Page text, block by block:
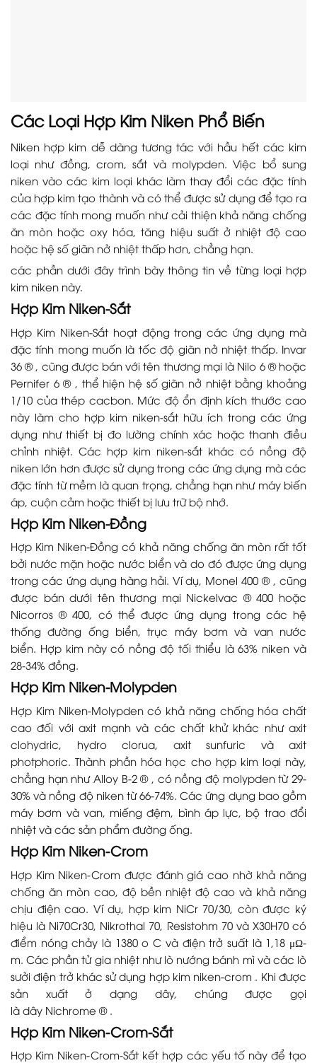
Các Loại Hợp Kim Niken Phổ Biến
Niken hợp kim dễ dàng tương tác với hầu hết các kim
loại như đồng, crom, sắt và molypden. Việc bổ sung
niken vào các kim loại khác làm thay đổi các đặc tính
của hợp kim tạo thành và có thể được sử dụng để tạo ra
các đặc tính mong muốn như cải thiện khả năng chống
ăn mòn hoặc oxy hóa, tăng hiệu suất ở nhiệt độ cao
hoặc hệ số giãn nở nhiệt thấp hơn, chẳng hạn.
các phần dưới đây trình bày thông tin về từng loại hợp
kim niken này.
Hợp Kim Niken-Sắt
Hợp Kim Niken-Sắt hoạt động trong các ứng dụng mà
đặc tính mong muốn là tốc độ giãn nở nhiệt thấp. Invar
36 ® , cũng được bán với tên thương mại là Nilo 6 ® hoặc
Pernifer 6 ® , thể hiện hệ số giãn nở nhiệt bằng khoảng
1/10 của thép cacbon. Mức độ ổn định kích thước cao
này làm cho hợp kim niken-sắt hữu ích trong các ứng
dụng như thiết bị đo lường chính xác hoặc thanh điều
chỉnh nhiệt. Các hợp kim niken-sắt khác có nồng độ
niken lớn hơn được sử dụng trong các ứng dụng mà các
đặc tính từ mềm là quan trọng, chẳng hạn như máy biến
áp, cuộn cảm hoặc thiết bị lưu trữ bộ nhớ.
Hợp Kim Niken-Đồng
Hợp Kim Niken-Đồng có khả năng chống ăn mòn rất tốt
bởi nước mặn hoặc nước biển và do đó được ứng dụng
trong các ứng dụng hàng hải. Ví dụ, Monel 400 ® , cũng
được bán dưới tên thương mại Nickelvac ® 400 hoặc
Nicorros ® 400, có thể được ứng dụng trong các hệ
thống đường ống biển, trục máy bơm và van nước
biển. Hợp kim này có nồng độ tối thiểu là 63% niken và
28-34% đồng.
Hợp Kim Niken-Molypden
Hợp Kim Niken-Molypden có khả năng chống hóa chất
cao đối với axit mạnh và các chất khử khác như axit
clohydric, hydro clorua, axit sunfuric và axit
photphoric. Thành phần hóa học cho hợp kim loại này,
chẳng hạn như Alloy B-2 ® , có nồng độ molypden từ 29-
30% và nồng độ niken từ 66-74%. Các ứng dụng bao gồm
máy bơm và van, miếng đệm, bình áp lực, bộ trao đổi
nhiệt và các sản phẩm đường ống.
Hợp Kim Niken-Crom
Hợp Kim Niken-Crom được đánh giá cao nhờ khả năng
chống ăn mòn cao, độ bền nhiệt độ cao và khả năng
chịu điện cao. Ví dụ, hợp kim NiCr 70/30, còn được ký
hiệu là Ni70Cr30, Nikrothal 70, Resistohm 70 và X30H70 có
điểm nóng chảy là 1380 o C và điện trở suất là 1,18 μΩ-
m. Các phần tử gia nhiệt như lò nướng bánh mì và các lò
sưởi điện trở khác sử dụng hợp kim niken-crom . Khi được
sản xuất ở dạng dây, chúng được gọi
là dây Nichrome ® .
Hợp Kim Niken-Crom-Sắt
Hợp Kim Niken-Crom-Sắt kết hợp các yếu tố này để tạo